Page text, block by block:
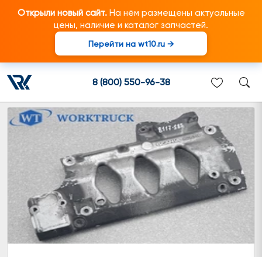
Открыли новый сайт.На нём размещены актуальные
цены, наличие и каталог запчастей.
Перейти на wt10.ru →
8 (800) 550-96-38
Кронштейны системы блока
топливных фильтров